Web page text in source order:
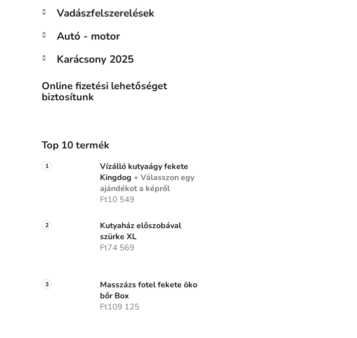
Vadászfelszerelések
Autó - motor
Karácsony 2025
Online fizetési lehetőséget
biztosítunk
Top 10 termék
Vízálló kutyaágy fekete
Kingdog + Válasszon egy
ajándékot a képről
Ft10 549
Kutyaház előszobával
szürke XL
Ft74 569
Masszázs fotel fekete öko
bőr Box
Ft109 125